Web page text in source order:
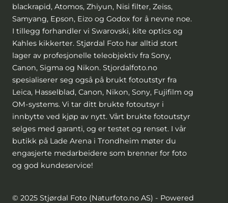
blackrapid, Atomos, Zhiyun, Nisi filter, Zeiss,
Samyang, Epson, Eizo og Godox for å nevne noe.
I tillegg forhandler vi Swarovski, kite optics og
Kahles kikkerter. Stjørdal Foto har alltid stort
lager av profesjonelle teleobjektiv fra Sony,
Canon, Sigma og Nikon. Stjordalfoto.no
spesialiserer seg også på brukt fotoutstyr fra
Leica, Hasselblad, Canon, Nikon, Sony, Fujifilm og
OM-systems. Vi tar ditt brukte fotoutsyr i
innbytte ved kjøp av nytt. Vårt brukte fotoutstyr
selges med garanti, og er testet og renset. I vår
butikk på Lade Arena i Trondheim møter du
engasjerte medarbeidere som brenner for foto
og god kundeservice!
© 2025 Stjørdal Foto (Naturfoto.no AS) - Powered